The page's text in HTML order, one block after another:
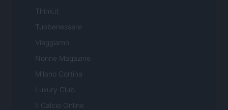
Think.it
Tuobenessere
Viaggiamo
Nonne Magazine
Milano Cortina
Luxury Club
Il Calcio Online